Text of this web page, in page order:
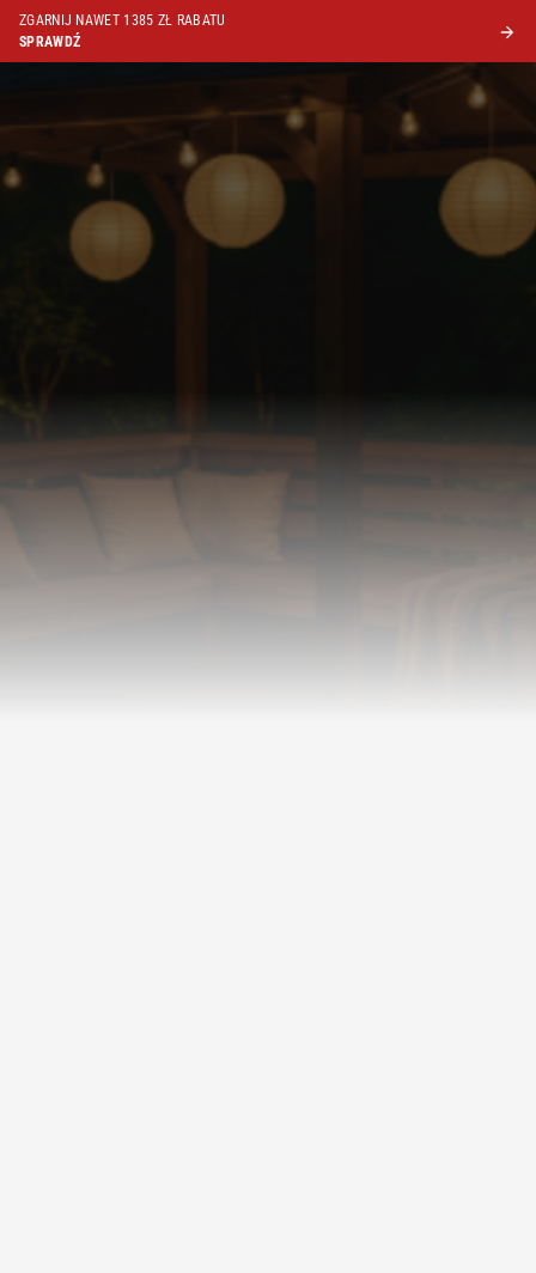
ZGARNIJ NAWET 1385 ZŁ RABATU
SPRAWDŹ